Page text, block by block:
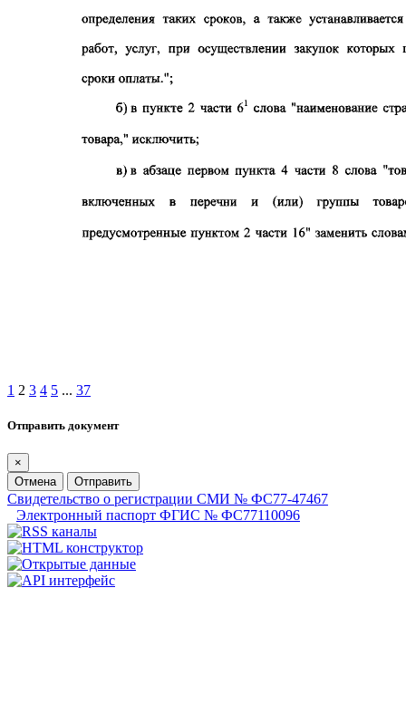
1 2 3 4 5 ... 37
Отправить документ
×
Отмена
Отправить
Свидетельство о регистрации СМИ № ФС77-47467
Электронный паспорт ФГИС № ФС77110096